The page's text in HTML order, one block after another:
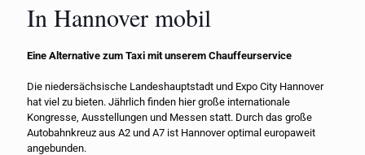
In Hannover mobil
Eine Alternative zum Taxi mit unserem Chauffeurservice
Die niedersächsische Landeshauptstadt und Expo City Hannover
hat viel zu bieten. Jährlich finden hier große internationale
Kongresse, Ausstellungen und Messen statt. Durch das große
Autobahnkreuz aus A2 und A7 ist Hannover optimal europaweit
angebunden.